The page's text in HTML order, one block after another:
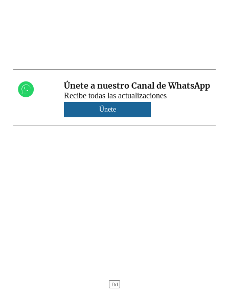
Únete a nuestro Canal de WhatsApp
Recibe todas las actualizaciones
Únete